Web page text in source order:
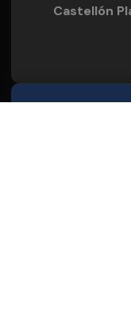
Castellón